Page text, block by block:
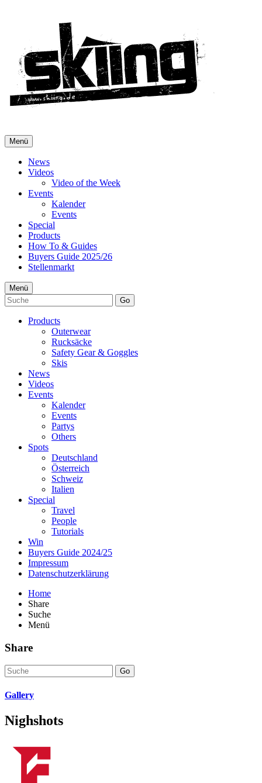
Menü
News
Videos
Video of the Week
Events
Kalender
Events
Special
Products
How To & Guides
Buyers Guide 2025/26
Stellenmarkt
Menü
Go
Products
Outerwear
Rucksäcke
Safety Gear & Goggles
Skis
News
Videos
Events
Kalender
Events
Partys
Others
Spots
Deutschland
Österreich
Schweiz
Italien
Special
Travel
People
Tutorials
Win
Buyers Guide 2024/25
Impressum
Datenschutzerklärung
Home
Share
Suche
Menü
Share
Go
Gallery
Nighshots